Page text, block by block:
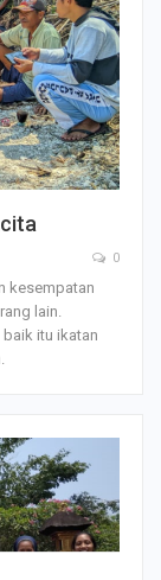
0
kesempatan
lain.
itu ikatan